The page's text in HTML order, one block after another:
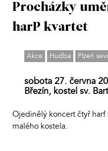
Procházky
harP kvartet
Akce Hudba Plzeň
sobota 27. června
Březín, kostel sv.
Ojedinělý koncert čtyř
malého kostela.